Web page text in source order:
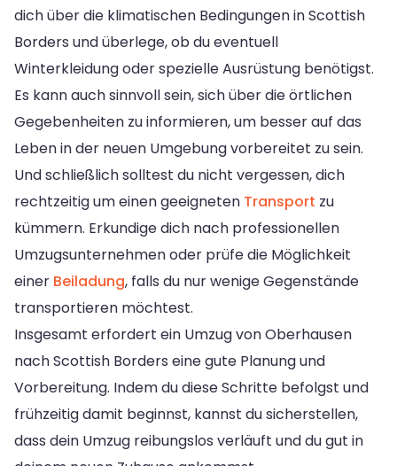
dich über die klimatischen Bedingungen in Scottish
Borders und überlege, ob du eventuell
Winterkleidung oder spezielle Ausrüstung benötigst.
Es kann auch sinnvoll sein, sich über die örtlichen
Gegebenheiten zu informieren, um besser auf das
Leben in der neuen Umgebung vorbereitet zu sein.
Und schließlich solltest du nicht vergessen, dich
rechtzeitig um einen geeigneten Transport zu
kümmern. Erkundige dich nach professionellen
Umzugsunternehmen oder prüfe die Möglichkeit
einer Beiladung, falls du nur wenige Gegenstände
transportieren möchtest.
Insgesamt erfordert ein Umzug von Oberhausen
nach Scottish Borders eine gute Planung und
Vorbereitung. Indem du diese Schritte befolgst und
frühzeitig damit beginnst, kannst du sicherstellen,
dass dein Umzug reibungslos verläuft und du gut in